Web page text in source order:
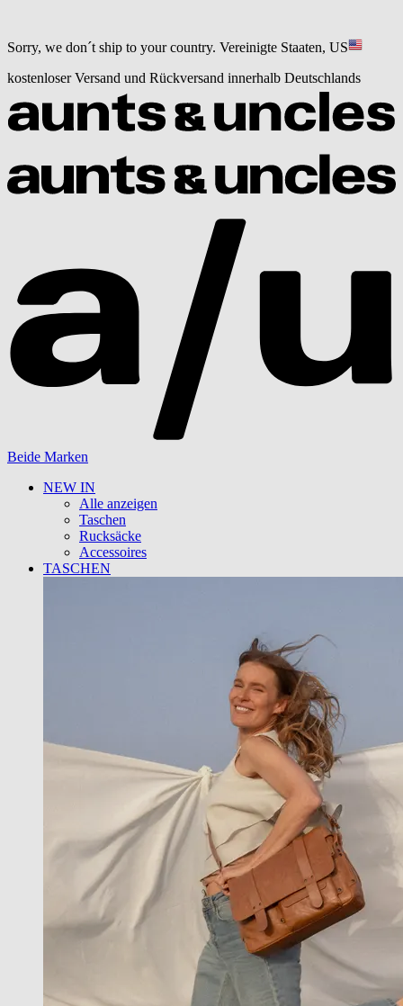
Sorry, we don´t ship to your country. Vereinigte Staaten, US
kostenloser Versand und Rückversand innerhalb Deutschlands
Beide Marken
NEW IN
Alle anzeigen
Taschen
Rucksäcke
Accessoires
TASCHEN